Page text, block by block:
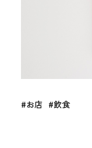
お店 飲食